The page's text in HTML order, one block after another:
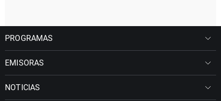
PROGRAMAS
EMISORAS
NOTICIAS